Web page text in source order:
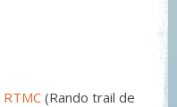
RTMC (Rando trail de